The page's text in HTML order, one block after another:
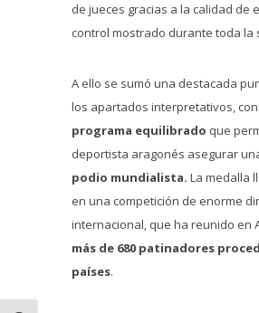
de jueces gracias a la calidad de
control mostrado durante toda la
A ello se sumó una destacada
los apartados interpretativos,
programa equilibrado que
deportista aragonés asegurar
podio mundialista. La medalla
en una competición de enorme
internacional, que ha reunido en
más de 680 patinadores
países.